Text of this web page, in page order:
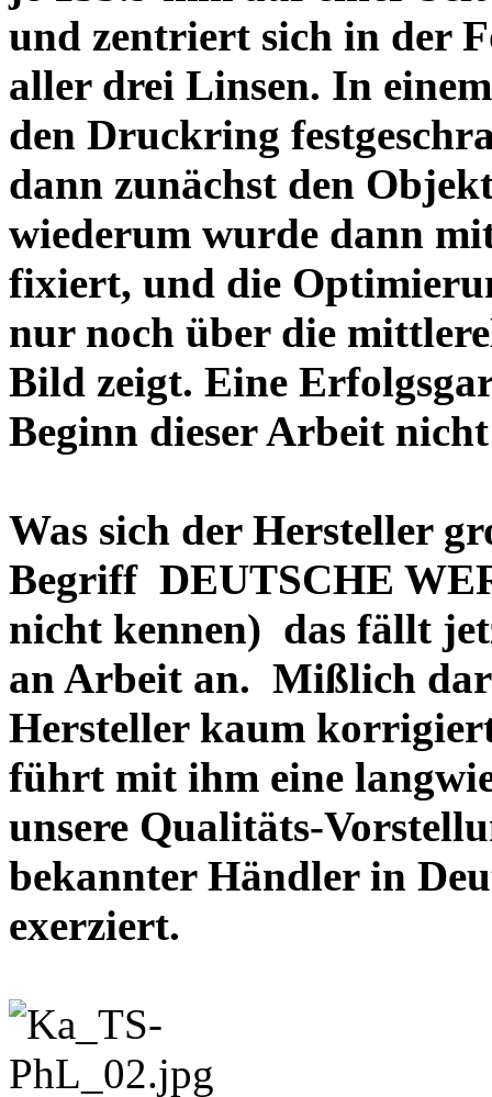
und zentriert sich in der
aller drei Linsen. In
den Druckring
dann zunächst den
wiederum wurde dann
fixiert, und die
nur noch über die
Bild zeigt. Eine
Beginn dieser Arbeit
Was sich der Hersteller
Begriff DEUTSCHE
nicht kennen) das fällt
an Arbeit an. Mißlich
Hersteller kaum
führt mit ihm eine
unsere Qualitäts-
bekannter Händler in
exerziert.